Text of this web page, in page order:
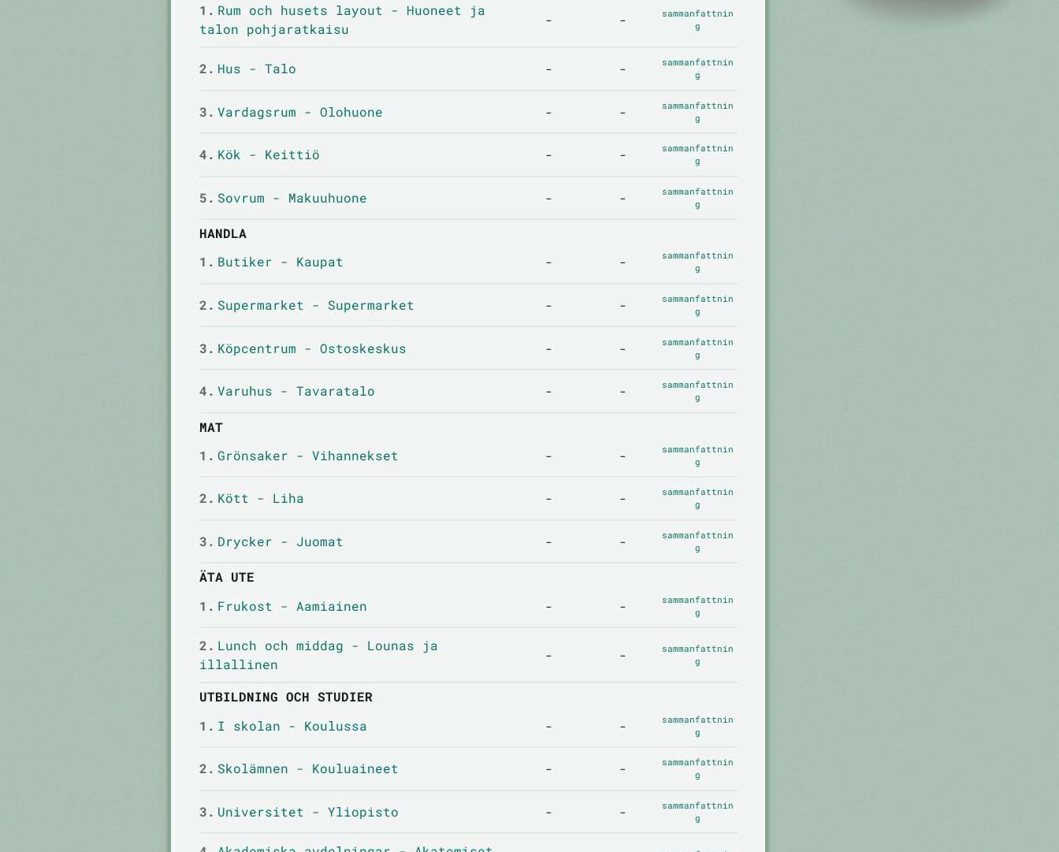
1. Rum och husets layout - Huoneet ja
talon pohjaratkaisu
- -
sammanfattnin
g
2. Hus - Talo - -
sammanfattnin
g
3. Vardagsrum - Olohuone - -
sammanfattnin
g
4. Kök - Keittiö - -
sammanfattnin
g
5. Sovrum - Makuuhuone - -
sammanfattnin
g
HANDLA
1. Butiker - Kaupat - -
sammanfattnin
g
2. Supermarket - Supermarket - -
sammanfattnin
g
3. Köpcentrum - Ostoskeskus - -
sammanfattnin
g
4. Varuhus - Tavaratalo - -
sammanfattnin
g
MAT
1. Grönsaker - Vihannekset - -
sammanfattnin
g
2. Kött - Liha - -
sammanfattnin
g
3. Drycker - Juomat - -
sammanfattnin
g
ÄTA UTE
1. Frukost - Aamiainen - -
sammanfattnin
g
2. Lunch och middag - Lounas ja
illallinen
- -
sammanfattnin
g
UTBILDNING OCH STUDIER
1. I skolan - Koulussa - -
sammanfattnin
g
2. Skolämnen - Kouluaineet - -
sammanfattnin
g
3. Universitet - Yliopisto - -
sammanfattnin
g